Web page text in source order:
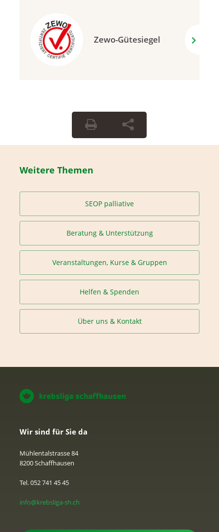
Zewo-Gütesiegel
Weitere Themen
SEOP palliative
Beratung & Unterstützung
Veranstaltungen, Kurse & Gruppen
Helfen & Spenden
Über uns & Kontakt
Wir sind für Sie da
Mühlentalstrasse 84
8200 Schaffhausen
Tel. 052 741 45 45
info@krebsliga-sh.ch